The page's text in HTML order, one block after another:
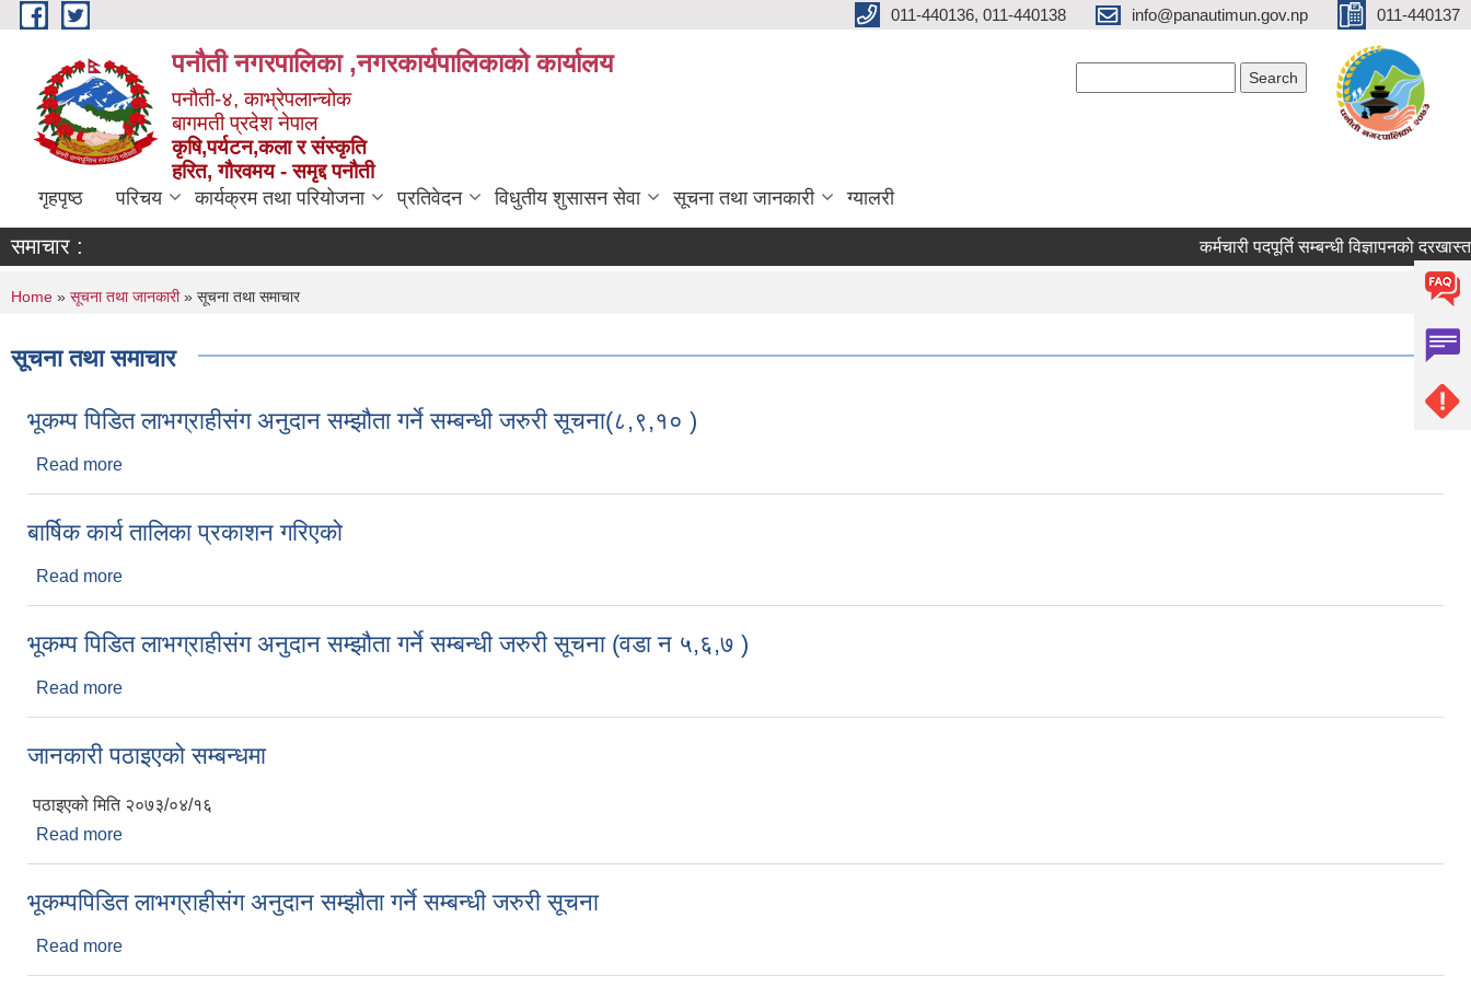
Skip to main content 011-440136, 011-440138 info@panautimun.gov.np 011-440137
पनौती नगरपालिका ,नगरकार्यपालिकाको कार्यालय
पनौती-४, काभ्रेपलान्चोक
बागमती प्रदेश नेपाल
कृषि,पर्यटन,कला र संस्कृति
हरित, गौरवमय - समृद्द पनौती
गृहपृष्ठ परिचय कार्यक्रम तथा परियोजना प्रतिवेदन विधुतीय शुसासन सेवा सूचना तथा जानकारी ग्यालरी
समाचार : कर्मचारी पदपूर्ति सम्बन्धी विज्ञापनको दरखास्त
You are here
Home » सूचना तथा जानकारी» सूचना तथा समाचार
सूचना तथा समाचार
भूकम्प पिडित लाभग्राहीसंग अनुदान सम्झौता गर्ने सम्बन्धी जरुरी सूचना(८,९,१० )
Read more
बार्षिक कार्य तालिका प्रकाशन गरिएको
Read more
भूकम्प पिडित लाभग्राहीसंग अनुदान सम्झौता गर्ने सम्बन्धी जरुरी सूचना (वडा न ५,६,७ )
Read more
जानकारी पठाइएको सम्बन्धमा
पठाइएको मिति २०७३/०४/१६
Read more
भूकम्पपिडित लाभग्राहीसंग अनुदान सम्झौता गर्ने सम्बन्धी जरुरी सूचना
Read more